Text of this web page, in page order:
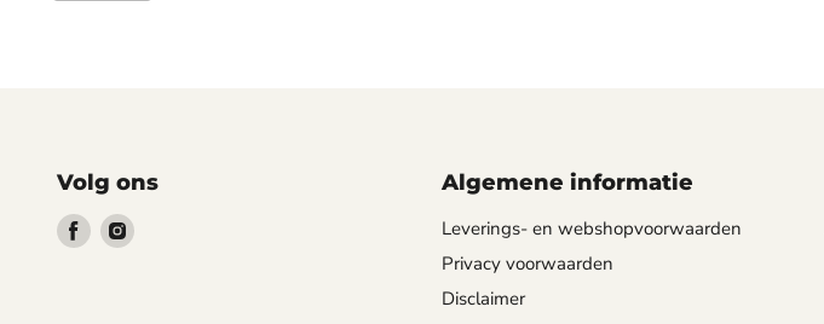
Volg ons
Vind
ons
Vind
Algemene informatie
Leverings- en webshopvoorwaarden
Privacy voorwaarden
Disclaimer